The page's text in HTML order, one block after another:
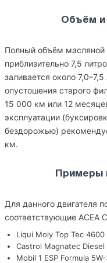
Объём и
Полный объём масляной
приблизительно 7,5
заливается около
опустошения старого
15 000 км или 12
эксплуатации
бездорожью)
км.
Примеры
Для данного двигателя
соответствующие ACEA
Liqui Moly Top Tec 4600
Castrol Magnatec Diesel
Mobil 1 ESP Formula